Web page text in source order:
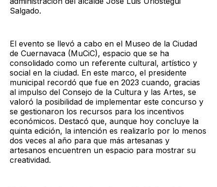
Salgado.
El evento se llevó a cabo en el Museo de la Ciudad
de Cuernavaca (MuCiC), espacio que se ha
consolidado como un referente cultural, artístico y
social en la ciudad. En este marco, el presidente
municipal recordó que fue en 2023 cuando, gracias
al impulso del Consejo de la Cultura y las Artes, se
valoró la posibilidad de implementar este concurso y
se gestionaron los recursos para los incentivos
económicos. Destacó que, aunque hoy concluye la
quinta edición, la intención es realizarlo por lo menos
dos veces al año para que más artesanas y
artesanos encuentren un espacio para mostrar su
creatividad.